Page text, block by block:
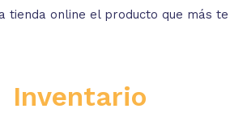
tienda online el producto que más
Inventario